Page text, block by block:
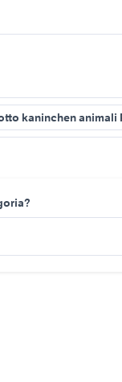
kaninchen animali